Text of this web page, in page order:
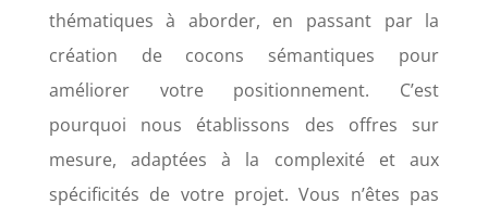
thématiques à aborder, en passant par la
création de cocons sémantiques pour
améliorer votre positionnement. C’est
pourquoi nous établissons des offres sur
mesure, adaptées à la complexité et aux
spécificités de votre projet. Vous n’êtes pas